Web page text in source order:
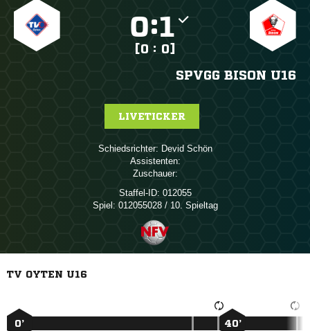
:
[0 : 0]
SPVGG BISON U16
LIVETICKER
Schiedsrichter:  
Assistenten:
Zuschauer:
Staffel-ID: 012055
Spiel: 012055028 / 10. Spieltag
TV OYTEN U16
0’ 40’